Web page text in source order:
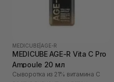
MEDICUBE AGE-R
MEDICUBE AGE-R Vita C Pro
Ampoule 20 мл
Сыворотка из 21% витамина С